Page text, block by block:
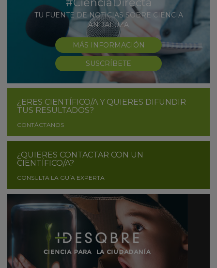
#CienciaDirecta
TU FUENTE DE NOTICIAS SOBRE CIENCIA
ANDALUZA
MÁS INFORMACIÓN
SUSCRÍBETE
¿ERES CIENTÍFICO/A Y QUIERES DIFUNDIR
TUS RESULTADOS?
CONTÁCTANOS
¿QUIERES CONTACTAR CON UN
CIENTÍFICO/A?
CONSULTA LA GUÍA EXPERTA